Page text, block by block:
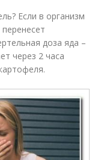
Если в организм
доза яда –
через 2 часа